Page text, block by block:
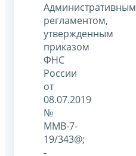
Административным
регламентом,
утвержденным
приказом
ФНС
России
от
08.07.2019
№
ММВ-7-
19/343@;
-